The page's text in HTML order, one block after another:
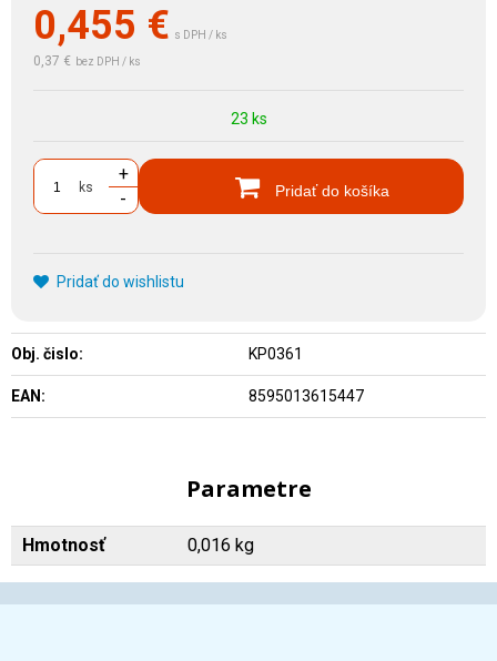
0,455 € s DPH / ks
0,37 € bez DPH / ks
23 ks
ks
+
-
Pridať do košíka
Pridať do wishlistu
Obj. čislo: KP0361
EAN: 8595013615447
Parametre
Hmotnosť 0,016 kg